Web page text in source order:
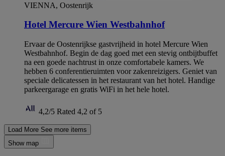
VIENNA, Oostenrijk
Hotel Mercure Wien Westbahnhof
Ervaar de Oostenrijkse gastvrijheid in hotel Mercure Wien
Westbahnhof. Begin de dag goed met een stevig ontbijtbuffet
na een goede nachtrust in onze comfortabele kamers. We
hebben 6 conferentieruimten voor zakenreizigers. Geniet van
speciale delicatessen in het restaurant van het hotel. Handige
parkeergarage en gratis WiFi in het hele hotel.
4,2/5 Rated 4,2 of 5
Load More See more items
Show map